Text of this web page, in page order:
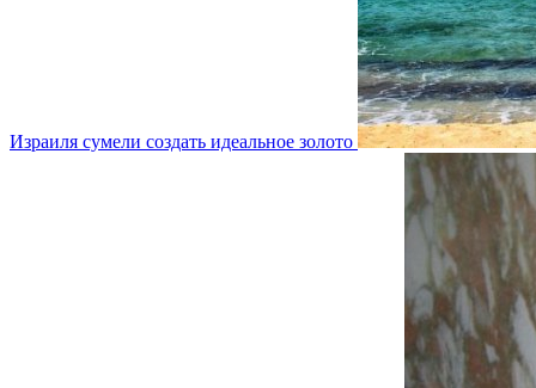
Израиля сумели создать идеальное золото